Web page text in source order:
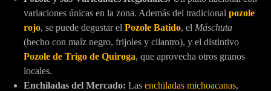
variaciones únicas en la zona. Además del tradicionalpozole
rojo, se puede degustar elPozole Batido, el Máschuta
(hecho con maíz negro, frijoles y cilantro), y el distintivo
Pozole de Trigo de Quiroga, que aprovecha otros granos
locales.
Enchiladas del Mercado: Lasenchiladas michoacanas,